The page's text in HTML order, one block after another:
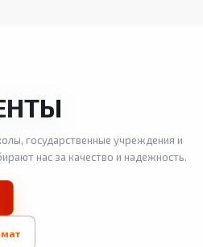
государственные учреждения и
нас за качество и надежность.